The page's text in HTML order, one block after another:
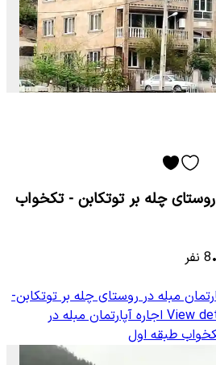
روستای چله بر توتکابن - تکخواب
•
8 نفر
مبله در روستای چله بر توتکابن-
View اجاره آپارتمان مبله در
طبقه اول